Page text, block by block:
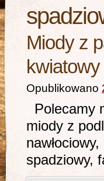
Miody z
kwiatowy
Opublikowano
Polecamy
miody z